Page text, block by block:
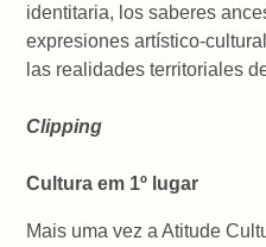
identitaria, los saberes
expresiones artístico-
las realidades territoriales
Clipping
Cultura em 1º lugar
Mais uma vez a Atitude